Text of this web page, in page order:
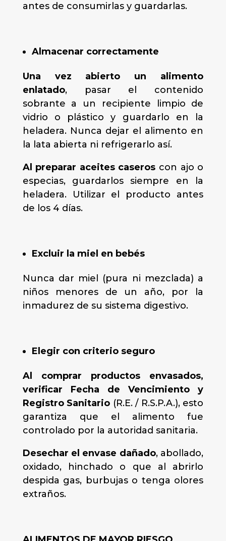
antes de consumirlas y guardarlas.
Almacenar correctamente
Una vez abierto un alimento
enlatado, pasar el contenido
sobrante a un recipiente limpio de
vidrio o plástico y guardarlo en la
heladera. Nunca dejar el alimento en
la lata abierta ni refrigerarlo así.
Al preparar aceites caseros con ajo o
especias, guardarlos siempre en la
heladera. Utilizar el producto antes
de los 4 días.
Excluir la miel en bebés
Nunca dar miel (pura ni mezclada) a
niños menores de un año, por la
inmadurez de su sistema digestivo.
Elegir con criterio seguro
Al comprar productos envasados,
verificar
Fecha de Vencimiento y
Registro Sanitario (R.E. / R.S.P.A.), esto
garantiza que el alimento fue
controlado por la autoridad sanitaria.
Desechar el envase dañado, abollado,
oxidado, hinchado o que al abrirlo
despida gas, burbujas o tenga olores
extraños.